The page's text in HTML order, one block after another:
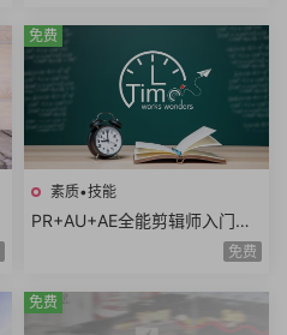
素质•技能
PR+AU+AE全能剪辑师入门课
程视频剪辑音频处理特效制作
免费
免费
免费